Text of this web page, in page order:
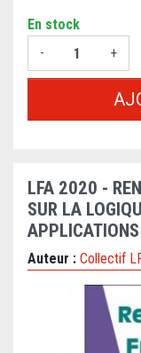
En stock
-
+
LFA 2020 -
SUR LA
APPLICATIONS
Auteur : Collectif